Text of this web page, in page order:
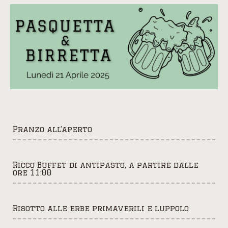
Pranzo all’aperto
Ricco Buffet di antipasto, a partire dalle
ore 11:00
Risotto alle erbe primaverili e luppolo